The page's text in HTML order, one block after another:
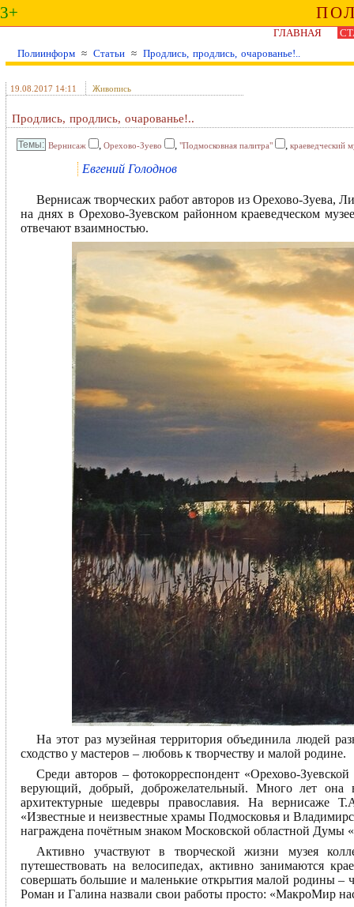
3+
ГЛАВНАЯ
Полиинформ ≈ Статьи ≈ Продлись, продлись, очарованье!..
19.08.2017 14:11 Живопись
Продлись, продлись, очарованье!..
Вернисаж , Орехово-Зуево , "Подмосковная палитра" , краеведческий
Евгений Голоднов
Вернисаж творческих работ авторов из Орехово-Зуева,
на днях в Орехово-Зуевском районном краеведческом
отвечают взаимностью.
На этот раз музейная территория объединила людей
сходство у мастеров – любовь к творчеству и малой родине.
Среди авторов – фотокорреспондент «Орехово-
верующий, добрый, доброжелательный. Много лет она
архитектурные шедевры православия. На вернисаже
«Известные и неизвестные храмы Подмосковья и
награждена почётным знаком Московской областной Думы
Активно участвуют в творческой жизни музея
путешествовать на велосипедах, активно занимаются
совершать большие и маленькие открытия малой родины –
Роман и Галина назвали свои работы просто: «МакроМир